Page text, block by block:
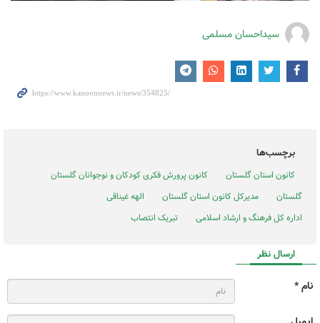
سیداحسان مسلمی
برچسب‌ها
کانون استان گلستان
کانون پرورش فکری کودکان و نوجوانان گلستان
گلستان
مدیرکل کانون استان گلستان
الهه غیناقی
اداره کل فرهنگ و ارشاد اسلامی
تبریک انتصاب
ارسال نظر
نام *